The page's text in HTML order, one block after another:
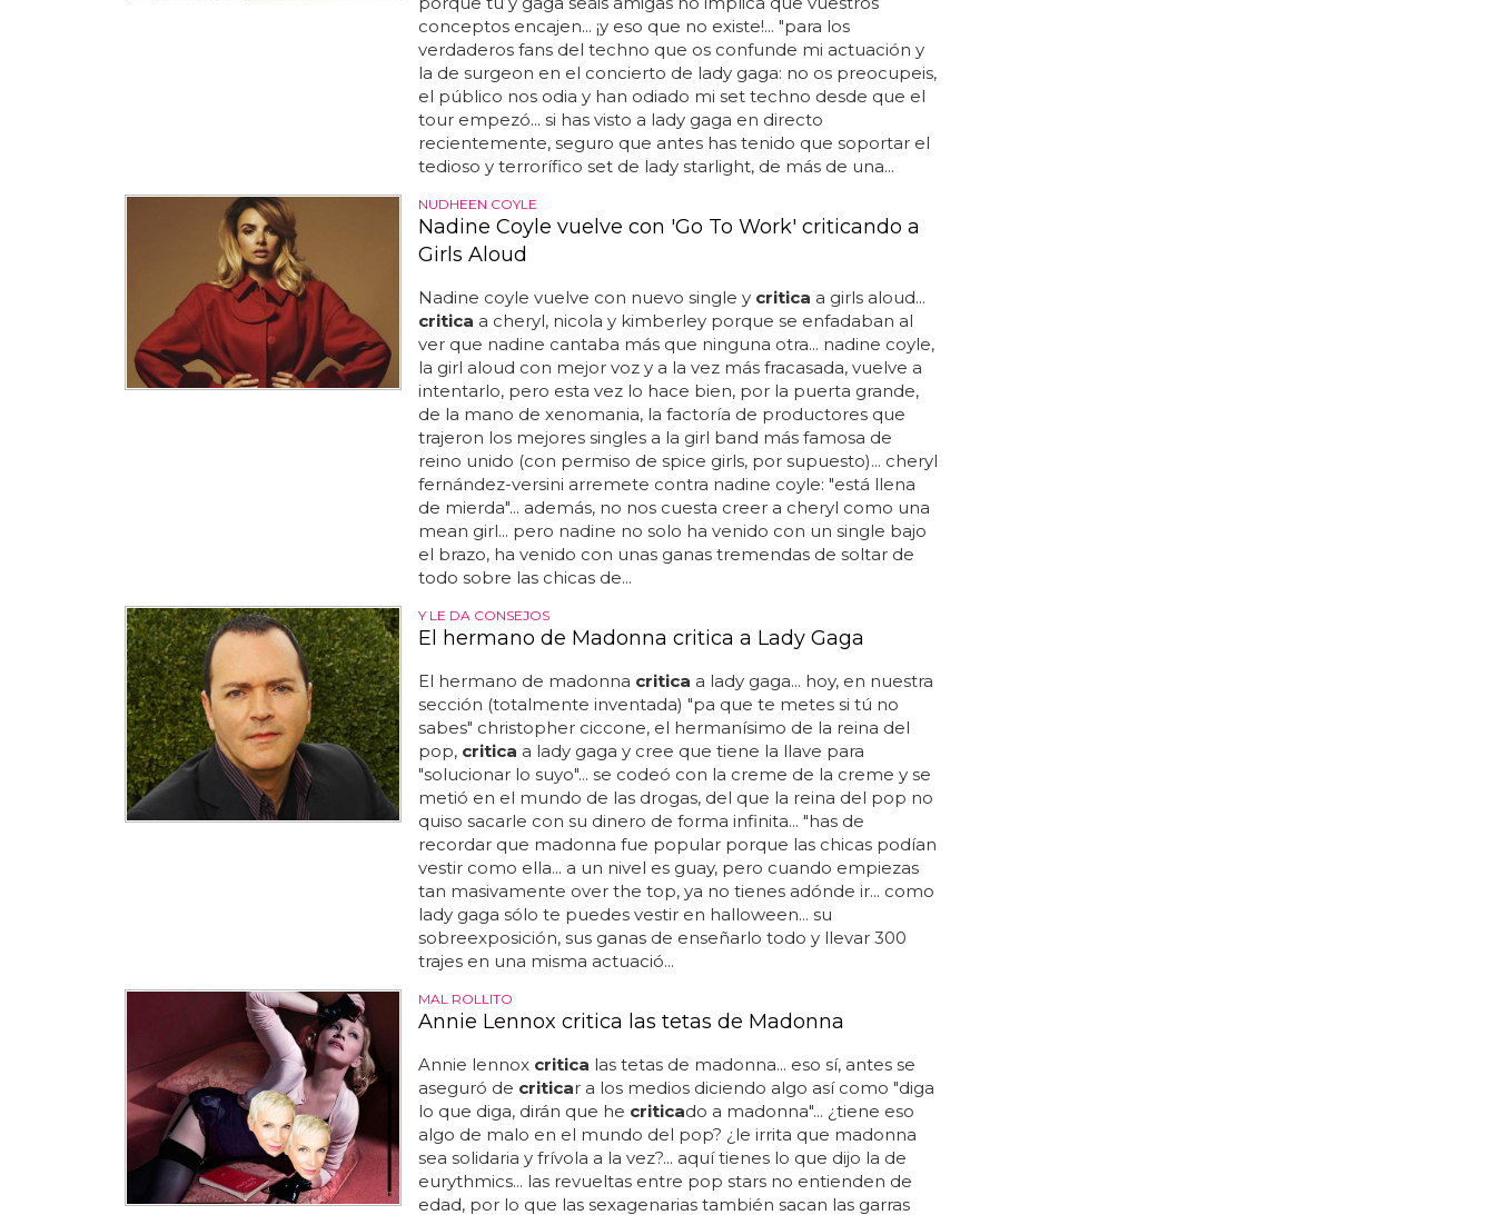
conceptos encajen... ¡y eso que no existe!... "para los
verdaderos fans del techno que os confunde mi actuación y
la de surgeon en el concierto de lady gaga: no os preocupeis,
el público nos odia y han odiado mi set techno desde que el
tour empezó... si has visto a lady gaga en directo
recientemente, seguro que antes has tenido que soportar el
tedioso y terrorífico set de lady starlight, de más de una...
NUDHEEN COYLE
Nadine Coyle vuelve con 'Go To Work' criticando a
Girls Aloud
Nadine coyle vuelve con nuevo single y critica a girls aloud...
critica a cheryl, nicola y kimberley porque se enfadaban al
ver que nadine cantaba más que ninguna otra... nadine coyle,
la girl aloud con mejor voz y a la vez más fracasada, vuelve a
intentarlo, pero esta vez lo hace bien, por la puerta grande,
de la mano de xenomania, la factoría de productores que
trajeron los mejores singles a la girl band más famosa de
reino unido (con permiso de spice girls, por supuesto)... cheryl
fernández-versini arremete contra nadine coyle: "está llena
de mierda"... además, no nos cuesta creer a cheryl como una
mean girl... pero nadine no solo ha venido con un single bajo
el brazo, ha venido con unas ganas tremendas de soltar de
todo sobre las chicas de...
Y LE DA CONSEJOS
El hermano de Madonna critica a Lady Gaga
El hermano de madonna critica a lady gaga... hoy, en nuestra
sección (totalmente inventada) "pa que te metes si tú no
sabes" christopher ciccone, el hermanísimo de la reina del
pop, critica a lady gaga y cree que tiene la llave para
"solucionar lo suyo"... se codeó con la creme de la creme y se
metió en el mundo de las drogas, del que la reina del pop no
quiso sacarle con su dinero de forma infinita... "has de
recordar que madonna fue popular porque las chicas podían
vestir como ella... a un nivel es guay, pero cuando empiezas
tan masivamente over the top, ya no tienes adónde ir... como
lady gaga sólo te puedes vestir en halloween... su
sobreexposición, sus ganas de enseñarlo todo y llevar 300
trajes en una misma actuació...
MAL ROLLITO
Annie Lennox critica las tetas de Madonna
Annie lennox critica las tetas de madonna... eso sí, antes se
aseguró de criticar a los medios diciendo algo así como "diga
lo que diga, dirán que he criticado a madonna"... ¿tiene eso
algo de malo en el mundo del pop? ¿le irrita que madonna
sea solidaria y frívola a la vez?... aquí tienes lo que dijo la de
eurythmics... las revueltas entre pop stars no entienden de
edad, por lo que las sexagenarias también sacan las garras